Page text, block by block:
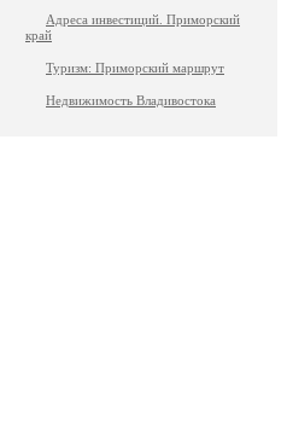
Адреса инвестиций. Приморский
край
Туризм: Приморский маршрут
Недвижимость Владивостока